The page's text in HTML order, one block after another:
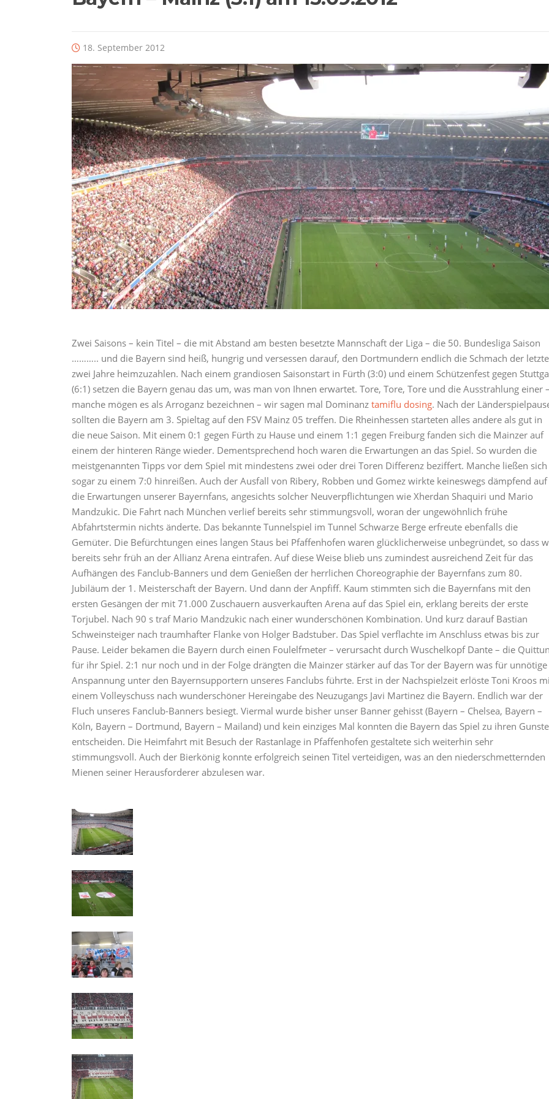
18. September 2012
Zwei Saisons – kein Titel – die mit Abstand am besten besetzte Mannschaft der Liga – die 50. Bundesliga Saison
……….. und die Bayern sind heiß, hungrig und versessen darauf, den Dortmundern endlich die Schmach der
zwei Jahre heimzuzahlen. Nach einem grandiosen Saisonstart in Fürth (3:0) und einem Schützenfest gegen
(6:1) setzen die Bayern genau das um, was man von Ihnen erwartet. Tore, Tore, Tore und die Ausstrahlung einer –
manche mögen es als Arroganz bezeichnen – wir sagen mal Dominanz tamiflu dosing. Nach der
sollten die Bayern am 3. Spieltag auf den FSV Mainz 05 treffen. Die Rheinhessen starteten alles andere als gut in
die neue Saison. Mit einem 0:1 gegen Fürth zu Hause und einem 1:1 gegen Freiburg fanden sich die Mainzer auf
einem der hinteren Ränge wieder. Dementsprechend hoch waren die Erwartungen an das Spiel. So wurden die
meistgenannten Tipps vor dem Spiel mit mindestens zwei oder drei Toren Differenz beziffert. Manche ließen sich
sogar zu einem 7:0 hinreißen. Auch der Ausfall von Ribery, Robben und Gomez wirkte keineswegs dämpfend auf
die Erwartungen unserer Bayernfans, angesichts solcher Neuverpflichtungen wie Xherdan Shaquiri und Mario
Mandzukic. Die Fahrt nach München verlief bereits sehr stimmungsvoll, woran der ungewöhnlich frühe
Abfahrtstermin nichts änderte. Das bekannte Tunnelspiel im Tunnel Schwarze Berge erfreute ebenfalls die
Gemüter. Die Befürchtungen eines langen Staus bei Pfaffenhofen waren glücklicherweise unbegründet, so dass
bereits sehr früh an der Allianz Arena eintrafen. Auf diese Weise blieb uns zumindest ausreichend Zeit für das
Aufhängen des Fanclub-Banners und dem Genießen der herrlichen Choreographie der Bayernfans zum 80.
Jubiläum der 1. Meisterschaft der Bayern. Und dann der Anpfiff. Kaum stimmten sich die Bayernfans mit den
ersten Gesängen der mit 71.000 Zuschauern ausverkauften Arena auf das Spiel ein, erklang bereits der erste
Torjubel. Nach 90 s traf Mario Mandzukic nach einer wunderschönen Kombination. Und kurz darauf Bastian
Schweinsteiger nach traumhafter Flanke von Holger Badstuber. Das Spiel verflachte im Anschluss etwas bis zur
Pause. Leider bekamen die Bayern durch einen Foulelfmeter – verursacht durch Wuschelkopf Dante – die
für ihr Spiel. 2:1 nur noch und in der Folge drängten die Mainzer stärker auf das Tor der Bayern was für unnötige
Anspannung unter den Bayernsupportern unseres Fanclubs führte. Erst in der Nachspielzeit erlöste Toni Kroos
einem Volleyschuss nach wunderschöner Hereingabe des Neuzugangs Javi Martinez die Bayern. Endlich war der
Fluch unseres Fanclub-Banners besiegt. Viermal wurde bisher unser Banner gehisst (Bayern – Chelsea, Bayern –
Köln, Bayern – Dortmund, Bayern – Mailand) und kein einziges Mal konnten die Bayern das Spiel zu ihren
entscheiden. Die Heimfahrt mit Besuch der Rastanlage in Pfaffenhofen gestaltete sich weiterhin sehr
stimmungsvoll. Auch der Bierkönig konnte erfolgreich seinen Titel verteidigen, was an den niederschmetternden
Mienen seiner Herausforderer abzulesen war.